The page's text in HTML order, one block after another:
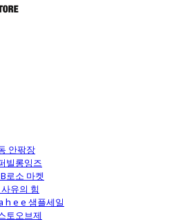
안팎장
빌롱잉즈
로소 마켓
유의 힘
h e e 샘플세일
토오브제